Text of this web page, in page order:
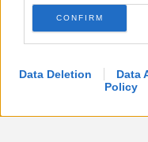
CONFIRM
Data Deletion Data
Policy
Redazione